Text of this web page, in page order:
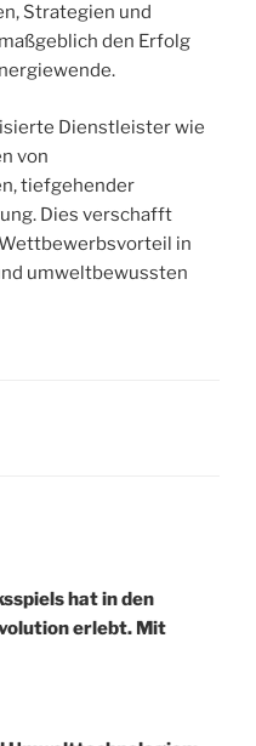
Strategien und
den Erfolg
Dienstleister wie
von
tiefgehender
Dies verschafft
in
umweltbewussten
hat in den
erlebt. Mit